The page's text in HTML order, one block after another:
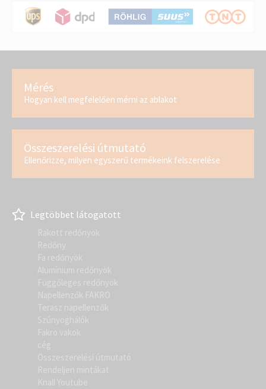
Mérés
Hogyan kell megfelelően mérni az ablakot
Összeszerelési útmutató
Ellenőrizze, milyen egyszerű termékeink felszerelése
Legtöbbet látogatott
Rakott redőnyök
Redőny
Fa redőnyök
Alumínium redőnyök
Függőleges redőnyök
Napellenzők FAKRO
Terasz napellenzők
Szúnyoghálók
Fakro vakok
cég
Összeszerelési útmutató
Rendeljen mintákat
Knall Youtube